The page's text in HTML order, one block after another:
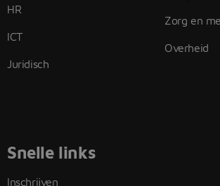
HR
ICT
Juridisch
Zorg en
Overheid
Snelle links
Inschrijven